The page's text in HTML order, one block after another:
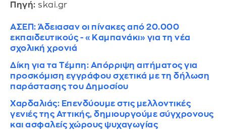
Πηγή: skai.gr
ΑΣΕΠ: Άδειασαν οι πίνακες από 20.000
εκπαιδευτικούς - «Καμπανάκι» για τη νέα
σχολική χρονιά
Δίκη για τα Τέμπη: Απόρριψη αιτήματος για
προσκόμιση εγγράφου σχετικά με τη δήλωση
παράστασης του Δημοσίου
Χαρδαλιάς: Επενδύουμε στις μελλοντικές
γενιές της Αττικής, δημιουργούμε σύγχρονους
και ασφαλείς χώρους ψυχαγωγίας